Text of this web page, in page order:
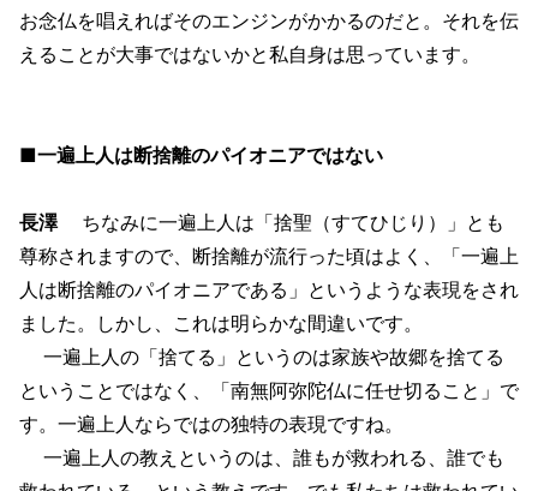
お念仏を唱えればそのエンジンがかかるのだと。それを伝
えることが大事ではないかと私自身は思っています。
■一遍上人は断捨離のパイオニアではない
長澤ちなみに一遍上人は「捨聖（すてひじり）」とも
尊称されますので、断捨離が流行った頃はよく、「一遍上
人は断捨離のパイオニアである」というような表現をされ
ました。しかし、これは明らかな間違いです。
一遍上人の「捨てる」というのは家族や故郷を捨てる
ということではなく、「南無阿弥陀仏に任せ切ること」で
す。一遍上人ならではの独特の表現ですね。
一遍上人の教えというのは、誰もが救われる、誰でも